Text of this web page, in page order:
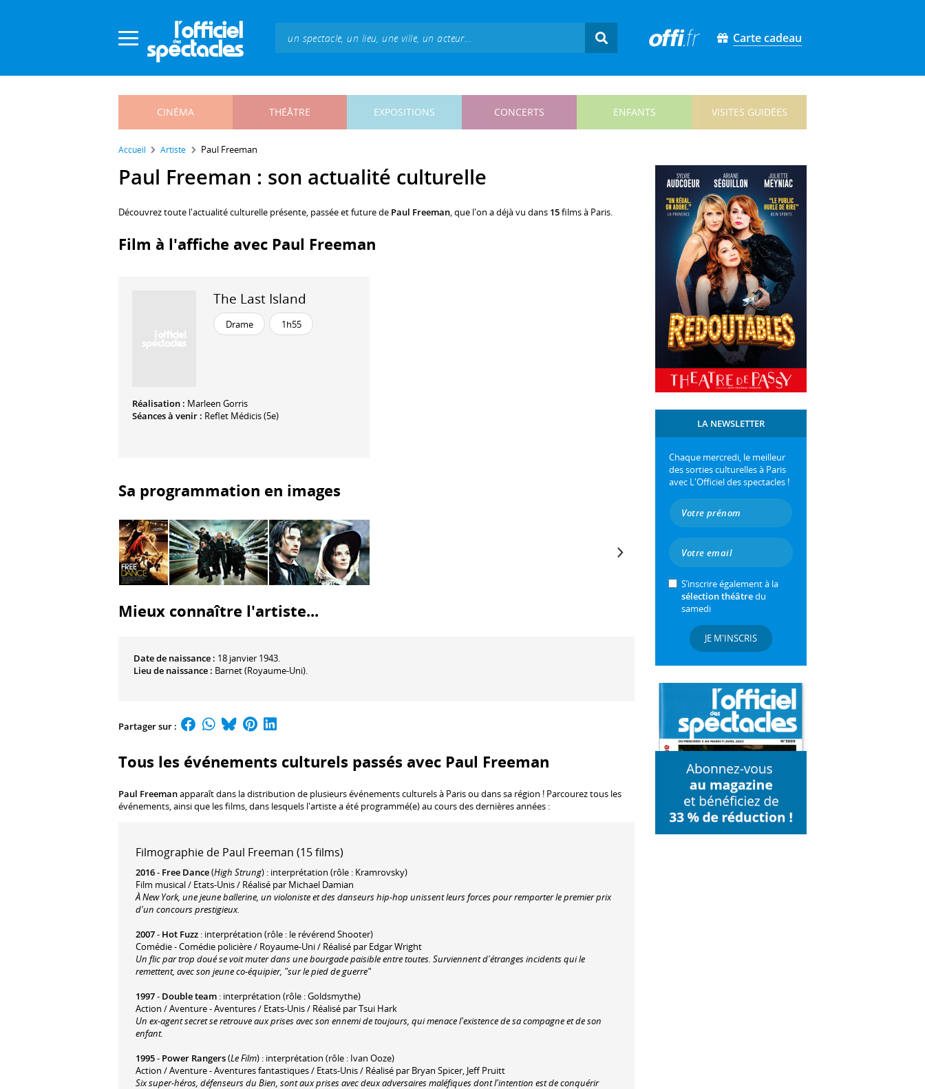
Carte cadeau
CINÉMA THÉÂTRE EXPOSITIONS CONCERTS ENFANTS VISITES GUIDÉES
Accueil Artiste Paul Freeman
Paul Freeman : son actualité culturelle
Découvrez toute l'actualité culturelle présente, passée et future de Paul Freeman, que l'on a déjà vu dans 15films à Paris.
Film à l'affiche avec Paul Freeman
The Last Island
Drame 1h55
Réalisation : Marleen Gorris
Séances à venir : Reflet Médicis (5e)
Sa programmation en images
Mieux connaître l'artiste...
Date de naissance : 18 janvier 1943.
Lieu de naissance : Barnet (Royaume-Uni).
Partager sur :
Tous les événements culturels passés avec Paul Freeman
Paul Freemanapparaît dans la distribution de plusieurs événements culturels à Paris ou dans sa région ! Parcourez tous les
événements, ainsi que les films, dans lesquels l'artiste a été programmé(e) au cours des dernières années :
Filmographie de Paul Freeman (15 films)
2016- Free Dance(High Strung) : interprétation (rôle : Kramrovsky)
Film musical / Etats-Unis / Réalisé par Michael Damian
À New York, une jeune ballerine, un violoniste et des danseurs hip-hop unissent leurs forces pour remporter le premier prix
d'un concours prestigieux.
2007- Hot Fuzz : interprétation (rôle : le révérend Shooter)
Comédie - Comédie policière / Royaume-Uni / Réalisé par Edgar Wright
Un flic par trop doué se voit muter dans une bourgade paisible entre toutes. Surviennent d'étranges incidents qui le
remettent, avec son jeune co-équipier, "sur le pied de guerre"
1997- Double team : interprétation (rôle : Goldsmythe)
Action / Aventure - Aventures / Etats-Unis / Réalisé par Tsui Hark
Un ex-agent secret se retrouve aux prises avec son ennemi de toujours, qui menace l'existence de sa compagne et de son
enfant.
1995- Power Rangers(Le Film) : interprétation (rôle : Ivan Ooze)
Action / Aventure - Aventures fantastiques / Etats-Unis / Réalisé par Bryan Spicer, Jeff Pruitt
Six super-héros, défenseurs du Bien, sont aux prises avec deux adversaires maléfiques dont l'intention est de conquérir
LA NEWSLETTER
Chaque mercredi, le meilleur
des sorties culturelles à Paris
avec L'Officiel des spectacles !
S’inscrire également à la
sélection théâtredu
samedi
JE M'INSCRIS